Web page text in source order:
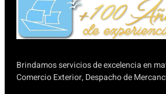
Brindamos servicios de excelencia en
Comercio Exterior, Despacho de